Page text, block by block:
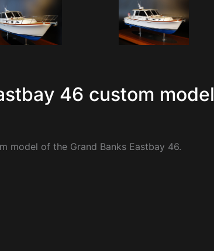
46 custom model
model of the Grand Banks Eastbay 46.